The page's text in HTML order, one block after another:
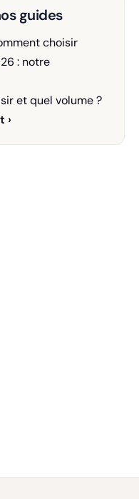
guides
choisir
: notre
et quel volume ?
›